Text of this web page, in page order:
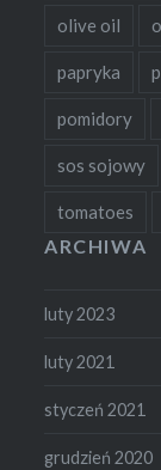
olive oil
papryka
pomidory
sos sojowy
tomatoes
ARCHIWA
luty 2023
luty 2021
styczeń 2021
grudzień 2020